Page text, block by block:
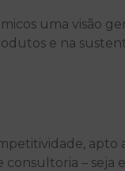
uma visão
e na
apto
– seja